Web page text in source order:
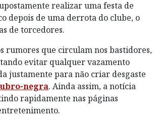
realizar uma festa de
depois de uma derrota do clube, o
de torcedores.
rumores que circulam nos bastidores,
evitar qualquer vazamento
justamente para não criar desgaste
negra. Ainda assim, a notícia
rapidamente nas páginas